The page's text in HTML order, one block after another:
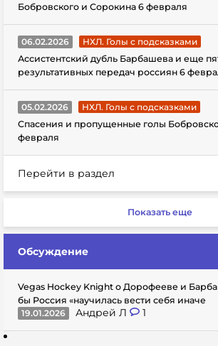
Бобровского и Сорокина 6 февраля
06.02.2026
НХЛ. Голы с подсказками
Ассистентский дубль Барбашева и еще
результативных передач россиян 6
05.02.2026
НХЛ. Голы с подсказками
Спасения и пропущенные голы
февраля
Перейти в раздел
Показать еще
Обсуждение
Vegas Hockey Knight о Дорофееве и
бы Россия «научилась вести себя иначе
19.01.2026
Андрей Л 1